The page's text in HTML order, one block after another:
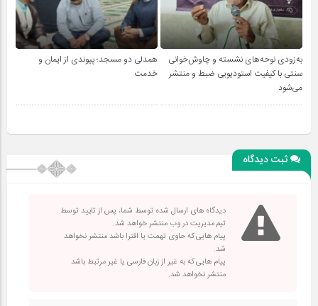
به‌زودی نوحه‌های نشسته و چاوش‌خوانی
سنتی با کیفیت استودیویی ضبط و منتشر
می‌شود
همدلی دو مسجد؛ پیوندی از ایمان و
خدمت
ثبت دیدگاه
دیدگاه های ارسال شده توسط شما، پس از تایید توسط
تیم مدیریت در وب منتشر خواهد شد.
پیام هایی که حاوی تهمت یا افترا باشد منتشر نخواهد
شد.
پیام هایی که به غیر از زبان فارسی یا غیر مرتبط باشد
منتشر نخواهد شد.